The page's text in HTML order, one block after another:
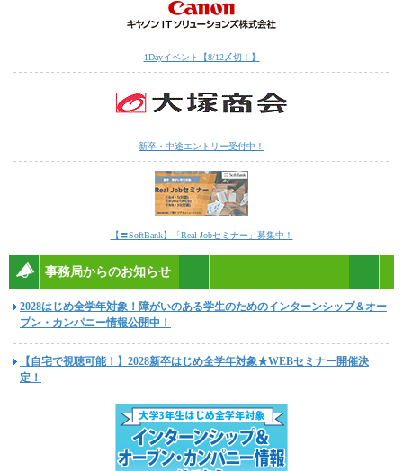
1Dayイベント【8/12〆切！】
新卒・中途エントリー受付中！
【〓SoftBank】「Real Jobセミナー」募集中！
事務局からのお知らせ
2028はじめ全学年対象！障がいのある学生のためのインターンシップ＆オー
プン・カンパニー情報公開中！
【自宅で視聴可能！】2028新卒はじめ全学年対象★WEBセミナー開催決
定！